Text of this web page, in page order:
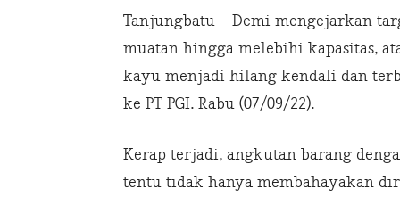
Tanjungbatu – Demi mengejarkan
muatan hingga melebihi kapasitas,
kayu menjadi hilang kendali dan
ke PT PGI. Rabu (07/09/22).
Kerap terjadi, angkutan barang
tentu tidak hanya membahayakan